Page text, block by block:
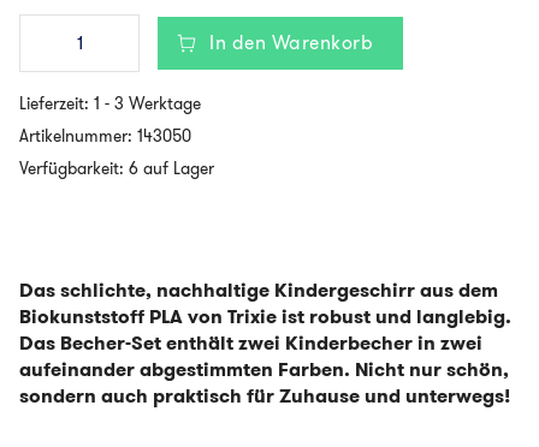
TRIXIE
Kindergeschirr
Biokunststoff
PLA
Becher
Rose
Menge
In den Warenkorb
Lieferzeit: 1 - 3 Werktage
Artikelnummer: 143050
Verfügbarkeit: 6 auf Lager
Das schlichte, nachhaltige Kindergeschirr aus dem
Biokunststoff PLA von Trixie ist robust und langlebig.
Das Becher-Set enthält zwei Kinderbecher in zwei
aufeinander abgestimmten Farben. Nicht nur schön,
sondern auch praktisch für Zuhause und unterwegs!